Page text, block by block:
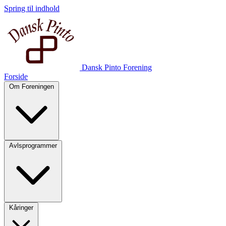
Spring til indhold
Dansk Pinto Forening
Forside
Om Foreningen
Avlsprogrammer
Kåringer